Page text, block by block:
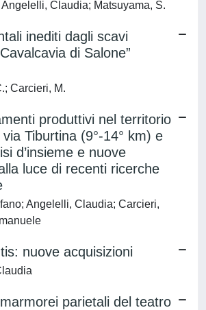
Claudia; Matsuyama, S.
inediti dagli scavi
di Salone”
Carcieri, M.
produttivi nel territorio
Tiburtina (9°-14° km) e
d’insieme e nuove
luce di recenti ricerche
Angelelli, Claudia; Carcieri,
nuove acquisizioni
parietali del teatro